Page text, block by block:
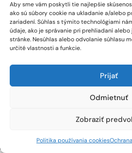
Aby sme vám poskytli tie najlepšie
ako sú súbory cookie na ukladanie a/alebo
zariadení. Súhlas s týmito technológiami
údaje, ako je správanie pri prehliadaní
stránke. Nesúhlas alebo odvolanie súhlasu
určité vlastnosti a funkcie.
Prijať
Odmietnuť
Zobraziť
Politika používania cookies
Politika používania
Mapa
Lignotesting, a. s. © 2024 | Všetky práva